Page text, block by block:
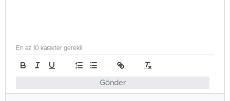
Gönder
En az 10 karakter gerekli